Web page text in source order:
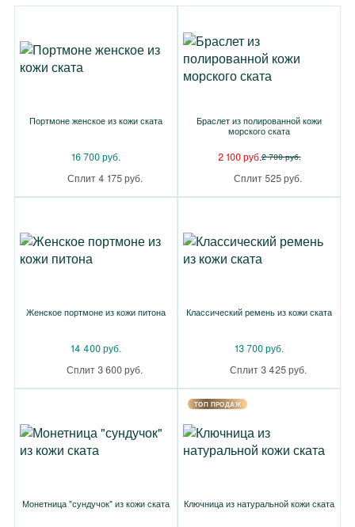
Портмоне женское из кожи ската
16 700 руб.
Сплит 4 175 руб.
Браслет из полированной кожи
морского ската
2 100 руб.2 700 руб.
Сплит 525 руб.
Женское портмоне из кожи питона
14 400 руб.
Сплит 3 600 руб.
Классический ремень из кожи ската
13 700 руб.
Сплит 3 425 руб.
Монетница "сундучок" из кожи ската
TOП ПРОДАЖ
Ключница из натуральной кожи ската